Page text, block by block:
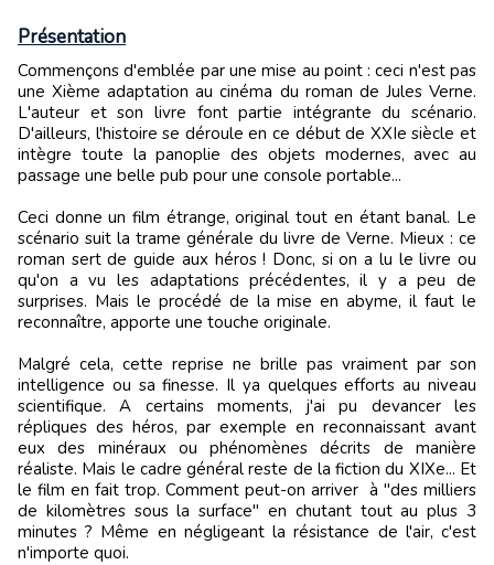
Présentation
Commençons d'emblée par une mise au point : ceci n'est pas
une Xième adaptation au cinéma du roman de Jules Verne.
L'auteur et son livre font partie intégrante du scénario.
D'ailleurs, l'histoire se déroule en ce début de XXIe siècle et
intègre toute la panoplie des objets modernes, avec au
passage une belle pub pour une console portable...
Ceci donne un film étrange, original tout en étant banal. Le
scénario suit la trame générale du livre de Verne. Mieux : ce
roman sert de guide aux héros ! Donc, si on a lu le livre ou
qu'on a vu les adaptations précédentes, il y a peu de
surprises. Mais le procédé de la mise en abyme, il faut le
reconnaître, apporte une touche originale.
Malgré cela, cette reprise ne brille pas vraiment par son
intelligence ou sa finesse. Il ya quelques efforts au niveau
scientifique. A certains moments, j'ai pu devancer les
répliques des héros, par exemple en reconnaissant avant
eux des minéraux ou phénomènes décrits de manière
réaliste. Mais le cadre général reste de la fiction du XIXe... Et
le film en fait trop. Comment peut-on arriver à "des milliers
de kilomètres sous la surface" en chutant tout au plus 3
minutes ? Même en négligeant la résistance de l'air, c'est
n'importe quoi.